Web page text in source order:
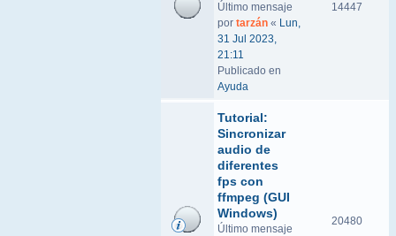
Último mensaje
por tarzán « Lun,
31 Jul 2023,
21:11
Publicado en
Ayuda
14447
Tutorial:
Sincronizar
audio de
diferentes
fps con
ffmpeg (GUI
Windows)
Último mensaje
20480